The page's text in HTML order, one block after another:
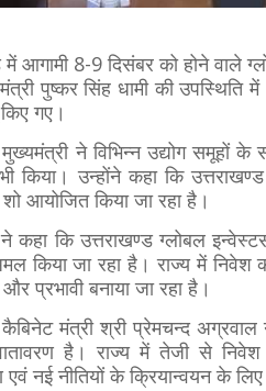
में आगामी 8-9 दिसंबर को होने वाले
पुष्कर सिंह धामी की
गए।
मुख्यमंत्री ने विभिन्न उद्योग
किया। उन्होंने कहा कि
आयोजित किया जा रहा है।
कहा कि उत्तराखण्ड ग्लोबल
किया जा रहा है। राज्य में निवेश
प्रभावी बनाया जा रहा है।
मंत्री श्री प्रेमचन्द
वातावरण है। राज्य में तेजी से
नई नीतियों के क्रियान्वयन के लिए